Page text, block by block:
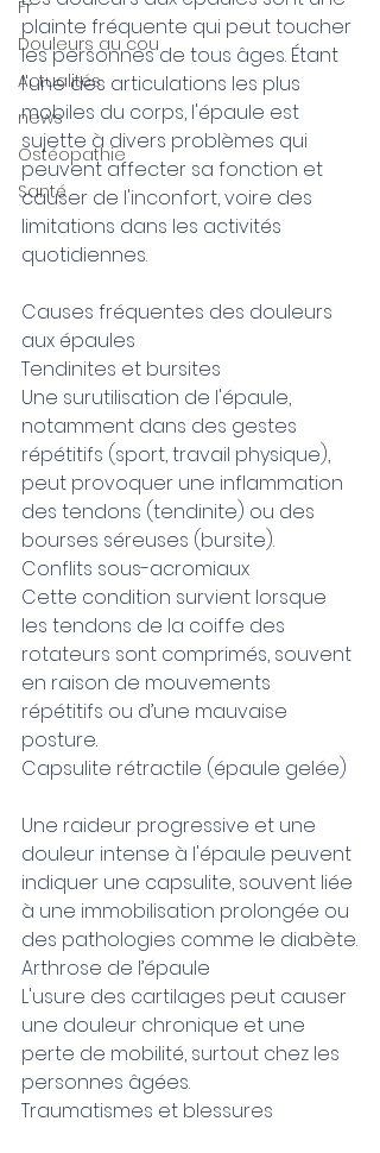
Fr
Douleurs au cou
Actualités
news
Ostéopathie
Santé
plainte fréquente qui peut toucher
les personnes de tous âges. Étant
l'une des articulations les plus
mobiles du corps, l'épaule est
sujette à divers problèmes qui
peuvent affecter sa fonction et
causer de l'inconfort, voire des
limitations dans les activités
quotidiennes.
Causes fréquentes des douleurs
aux épaules
Tendinites et bursites
Une surutilisation de l'épaule,
notamment dans des gestes
répétitifs (sport, travail physique),
peut provoquer une inflammation
des tendons (tendinite) ou des
bourses séreuses (bursite).
Conflits sous-acromiaux
Cette condition survient lorsque
les tendons de la coiffe des
rotateurs sont comprimés, souvent
en raison de mouvements
répétitifs ou d’une mauvaise
posture.
Capsulite rétractile (épaule gelée)
Une raideur progressive et une
douleur intense à l'épaule peuvent
indiquer une capsulite, souvent liée
à une immobilisation prolongée ou
des pathologies comme le diabète.
Arthrose de l’épaule
L'usure des cartilages peut causer
une douleur chronique et une
perte de mobilité, surtout chez les
personnes âgées.
Traumatismes et blessures